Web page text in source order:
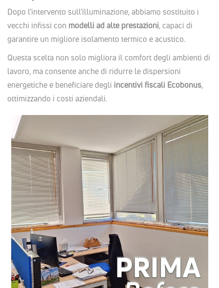
Dopo l’intervento sull’illuminazione, abbiamo sostituito i
vecchi infissi con modelli ad alte prestazioni, capaci di
garantire un migliore isolamento termico e acustico.
Questa scelta non solo migliora il comfort degli ambienti di
lavoro, ma consente anche di ridurre le dispersioni
energetiche e beneficiare degli incentivi fiscali Ecobonus,
ottimizzando i costi aziendali.